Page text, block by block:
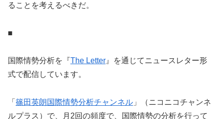
ることを考えるべきだ。
■
国際情勢分析を『 The Letter』を通じてニュースレター形
式で配信しています。
「 篠田英朗国際情勢分析チャンネル 」（ニコニコチャンネ
ルプラス）で、月2回の頻度で、国際情勢の分析を行って